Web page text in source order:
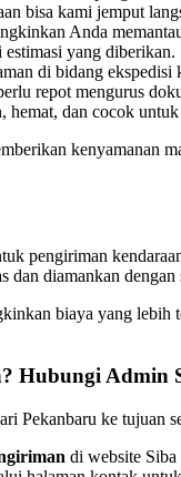
bisa kami jemput
Anda
estimasi yang diberikan.
di bidang ekspedisi
repot mengurus
hemat, dan cocok
kenyamanan
pengiriman
dan diamankan
biaya yang
Hubungi Admin
Pekanbaru ke tujuan
di website Siba